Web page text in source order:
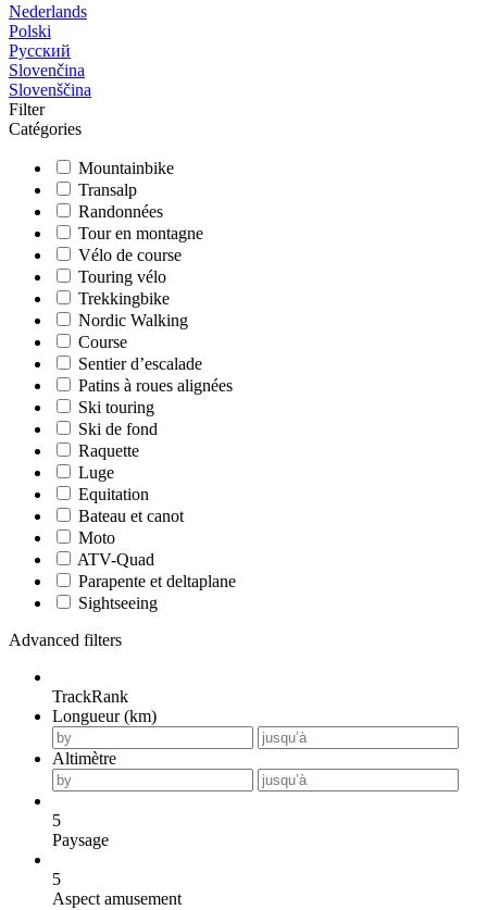
Nederlands
Polski
Русский
Slovenčina
Slovenščina
Filter
Catégories
Mountainbike
Transalp
Randonnées
Tour en montagne
Vélo de course
Touring vélo
Trekkingbike
Nordic Walking
Course
Sentier d’escalade
Patins à roues alignées
Ski touring
Ski de fond
Raquette
Luge
Equitation
Bateau et canot
Moto
ATV-Quad
Parapente et deltaplane
Sightseeing
Advanced filters
TrackRank
Longueur (km)
Altimètre
5
Paysage
5
Aspect amusement